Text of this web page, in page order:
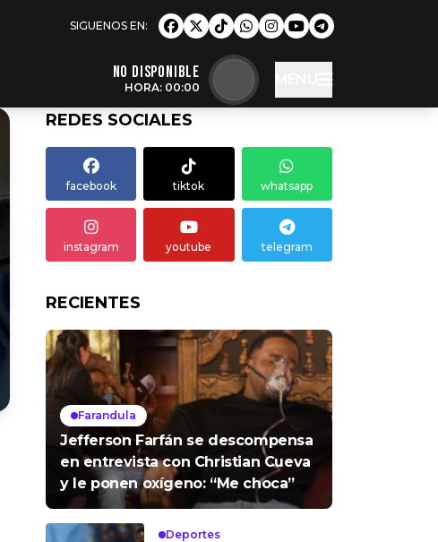
NO DISPONIBLE
HORA: 00:00
REDES SOCIALES
facebook tiktok whatsapp
instagram youtube telegram
RECIENTES
Farandula
Jefferson Farfán se descompensa
en entrevista con Christian Cueva
y le ponen oxígeno: “Me choca”
Deportes